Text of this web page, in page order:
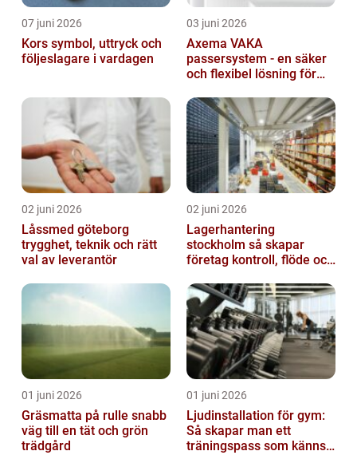
07 juni 2026
Kors symbol, uttryck och
följeslagare i vardagen
03 juni 2026
Axema VAKA
passersystem - en säker
och flexibel lösning för
02 juni 2026
Låssmed göteborg
trygghet, teknik och rätt
val av leverantör
02 juni 2026
Lagerhantering
stockholm så skapar
företag kontroll, flöde och
01 juni 2026
Gräsmatta på rulle snabb
väg till en tät och grön
trädgård
01 juni 2026
Ljudinstallation för gym:
Så skapar man ett
träningspass som känns i